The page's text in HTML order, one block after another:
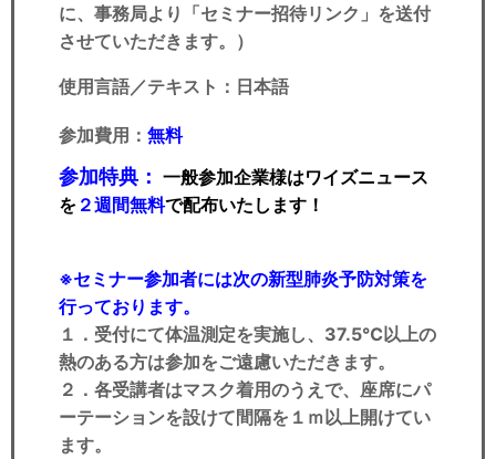
に、事務局より「セミナー招待リンク」を送付
させていただきます。）
使用言語／テキスト： 日本語
参加費用： 無料
参加特典： 一般参加企業様はワイズニュース
を ２週間無料で配布いたします！
※セミナー参加者には次の新型肺炎予防対策を
行っております。
１．受付にて体温測定を実施し、37.5℃以上の
熱のある方は参加をご遠慮いただきます。
２．各受講者はマスク着用のうえで、座席にパ
ーテーションを設けて間隔を１ｍ以上開けてい
ます。